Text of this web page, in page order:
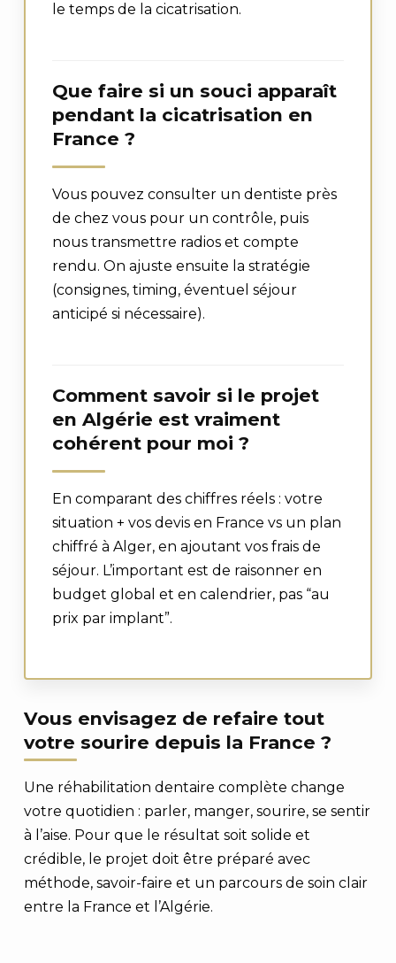
le temps de la cicatrisation.
Que faire si un souci apparaît
pendant la cicatrisation en
France ?
Vous pouvez consulter un dentiste près
de chez vous pour un contrôle, puis
nous transmettre radios et compte
rendu. On ajuste ensuite la stratégie
(consignes, timing, éventuel séjour
anticipé si nécessaire).
Comment savoir si le projet
en Algérie est vraiment
cohérent pour moi ?
En comparant des chiffres réels : votre
situation + vos devis en France vs un plan
chiffré à Alger, en ajoutant vos frais de
séjour. L’important est de raisonner en
budget global et en calendrier, pas “au
prix par implant”.
Vous envisagez de refaire tout
votre sourire depuis la France ?
Une réhabilitation dentaire complète change
votre quotidien : parler, manger, sourire, se sentir
à l’aise. Pour que le résultat soit solide et
crédible, le projet doit être préparé avec
méthode, savoir-faire et un parcours de soin clair
entre la France et l’Algérie.